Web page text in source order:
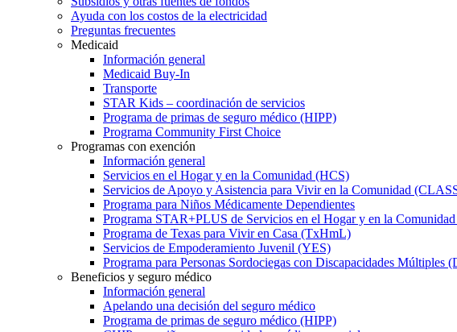
Ayuda con los costos de la electricidad
Preguntas frecuentes
Medicaid
Información general
Medicaid Buy-In
Transporte
STAR Kids – coordinación de servicios
Programa de primas de seguro médico (HIPP)
Programa Community First Choice
Programas con exención
Información general
Servicios en el Hogar y en la Comunidad (HCS)
Servicios de Apoyo y Asistencia para Vivir en la Comunidad
Programa para Niños Médicamente Dependientes
Programa STAR+PLUS de Servicios en el Hogar y en la
Programa de Texas para Vivir en Casa (TxHmL)
Servicios de Empoderamiento Juvenil (YES)
Programa para Personas Sordociegas con Discapacidades Múltiples
Beneficios y seguro médico
Información general
Apelando una decisión del seguro médico
Programa de primas de seguro médico (HIPP)